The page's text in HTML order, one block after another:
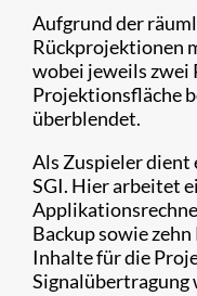
Aufgrund der
Rückprojektionen
wobei jeweils zwei
Projektionsfläche
überblendet.
Als Zuspieler dient
SGI. Hier arbeitet
Backup sowie
Inhalte für die